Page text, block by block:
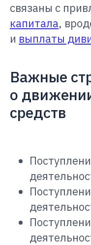
связаны с
капитала,
и выплаты
Важные
о
средств